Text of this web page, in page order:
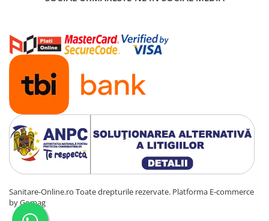
Sanitare-Online.ro Toate drepturile rezervate. Platforma E-commerce
by Gomag